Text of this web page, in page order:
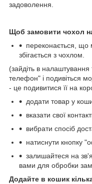
задоволення.
Щоб замовити чохол
переконається,
збігається з чохлом.
(зайдіть в
телефон" і подивіться
- це подивитися її на
додати товар у
вказати свої
вибрати спосіб
натиснути кнопку
залишайтеся на
вами для обробки
Додайте в кошик